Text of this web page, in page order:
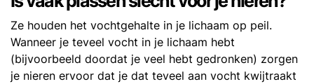
Ze houden het vochtgehalte in je lichaam op peil.
Wanneer je teveel vocht in je lichaam hebt
(bijvoorbeeld doordat je veel hebt gedronken) zorgen
je nieren ervoor dat je dat teveel aan vocht kwijtraakt